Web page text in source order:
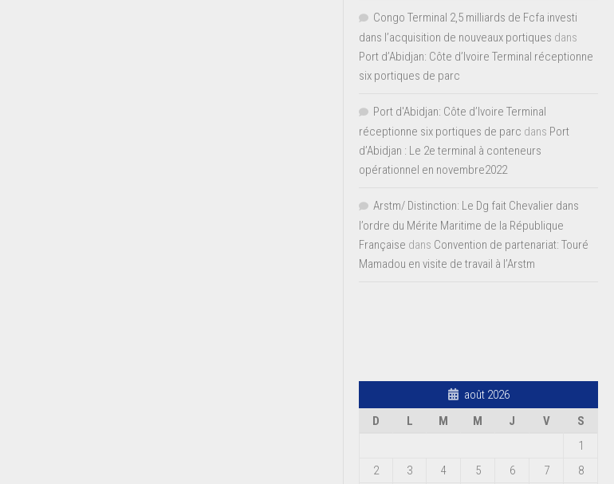
Congo Terminal 2,5 milliards de Fcfa investi
dans l’acquisition de nouveaux portiques dans
Port d’Abidjan: Côte d’Ivoire Terminal réceptionne
six portiques de parc
Port d'Abidjan: Côte d’Ivoire Terminal
réceptionne six portiques de parc dans Port
d’Abidjan : Le 2e terminal à conteneurs
opérationnel en novembre2022
Arstm/ Distinction: Le Dg fait Chevalier dans
l’ordre du Mérite Maritime de la République
Française dans Convention de partenariat: Touré
Mamadou en visite de travail à l’Arstm
août 2026
D
L M M J V
S
1
2
3 4 5 6 7
8